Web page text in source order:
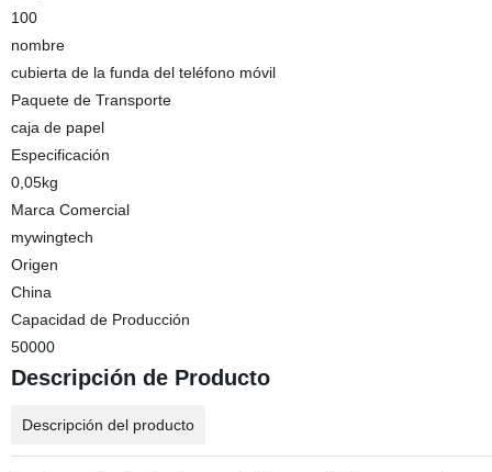
100
nombre
cubierta de la funda del teléfono móvil
Paquete de Transporte
caja de papel
Especificación
0,05kg
Marca Comercial
mywingtech
Origen
China
Capacidad de Producción
50000
Descripción de Producto
Descripción del producto